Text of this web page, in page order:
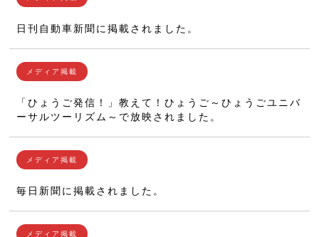
日刊自動車新聞に掲載されました。
「ひょうご発信！」教えて！ひょうご～ひょうごユニバ
ーサルツーリズム～で放映されました。
毎日新聞に掲載されました。